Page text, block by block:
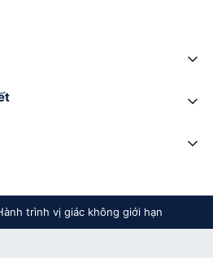
trình vị giác không giới hạn